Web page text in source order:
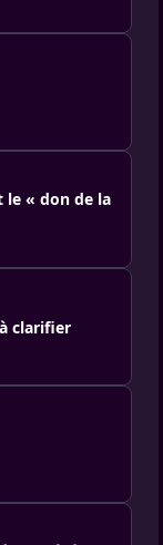
le « don de la
clarifier